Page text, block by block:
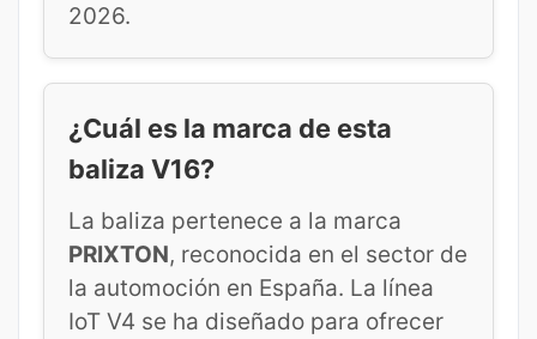
2026.
¿Cuál es la marca de esta
baliza V16?
La baliza pertenece a la marca
PRIXTON, reconocida en el sector de
la automoción en España. La línea
IoT V4 se ha diseñado para ofrecer